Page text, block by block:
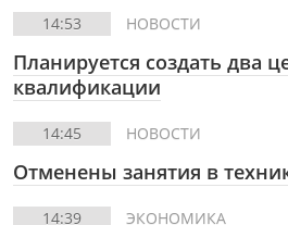
14:53 НОВОСТИ
Планируется создать два
квалификации
14:45 НОВОСТИ
Отменены занятия в
14:39 ЭКОНОМИКА